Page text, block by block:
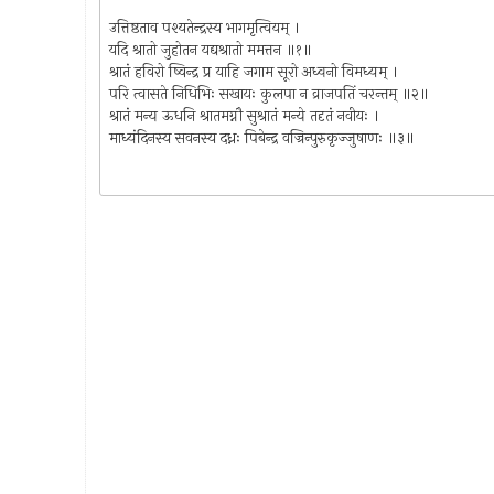
उत्तिष्ठताव पश्यतेन्द्रस्य भागमृत्वियम् ।
यदि श्रातो जुहोतन यद्यश्रातो ममत्तन ॥१॥
श्रातं हविरो ष्विन्द्र प्र याहि जगाम सूरो अध्वनो विमध्यम् ।
परि त्वासते निधिभिः सखायः कुलपा न व्राजपतिं चरन्तम् ॥२॥
श्रातं मन्य ऊधनि श्रातमग्नौ सुश्रातं मन्ये तदृतं नवीयः ।
माध्यंदिनस्य सवनस्य दध्नः पिबेन्द्र वज्रिन्पुरुकृज्जुषाणः ॥३॥